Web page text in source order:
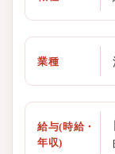
業種
給与(時給・
年収)